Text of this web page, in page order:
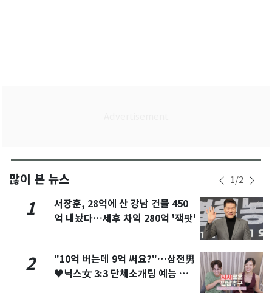
많이 본 뉴스 1/2
1
서장훈, 28억에 산 강남 건물 450
억 내놨다…세후 차익 280억 '잭팟'
2
"10억 버는데 9억 써요?"…삼전男
♥닉스女 3:3 단체소개팅 예능 화